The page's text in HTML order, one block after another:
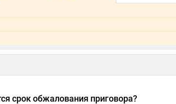
срок обжалования приговора?